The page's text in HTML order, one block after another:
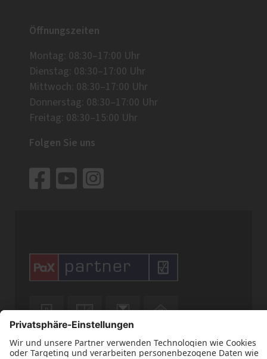
Öffnungszeiten
Montag: 08:30–17:00 Uhr
Dienstag: 08:30–17:00 Uhr
Mittwoch: 08:30–17:00 Uhr
Donnerstag: 08:30–17:00 Uhr
Freitag: 08:30–15:00 Uhr
Folgen Sie uns
   
   